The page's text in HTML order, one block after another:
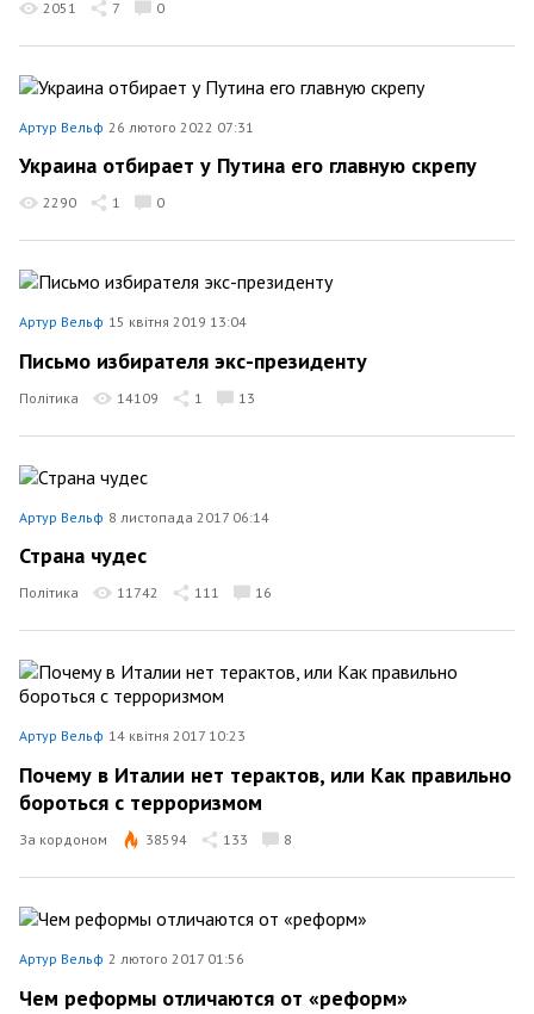
2051 7 0
Артур Вельф 26 лютого 2022 07:31
Украина отбирает у Путина его главную скрепу
2290 1 0
Артур Вельф 15 квітня 2019 13:04
Письмо избирателя экс-президенту
Політика 14109 1 13
Артур Вельф 8 листопада 2017 06:14
Страна чудес
Політика 11742 111 16
Артур Вельф 14 квітня 2017 10:23
Почему в Италии нет терактов, или Как правильно
бороться с терроризмом
За кордоном 38594 133 8
Артур Вельф 2 лютого 2017 01:56
Чем реформы отличаются от «реформ»